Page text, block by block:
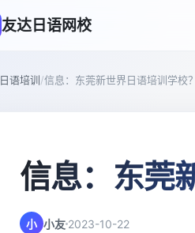
友达日语网校
日语培训/信息：东莞新世界日语培训学校？
信息：东莞
小 小友 2023-10-22